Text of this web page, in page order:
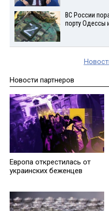
ВС России
порту Одессы
Новости партнеров
Европа открестилась от
украинских беженцев